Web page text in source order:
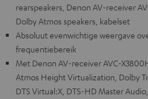
rearspeakers, Denon AV-receiver
Dolby Atmos speakers, kabelset
Absoluut evenwichtige weergave
frequentiebereik
Met Denon AV-receiver AVC-
Atmos Height Virtualization, Dolby
DTS Virtual:X, DTS-HD Master